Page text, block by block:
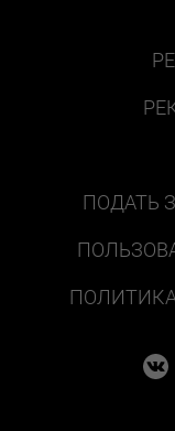
ПОДАТЬ